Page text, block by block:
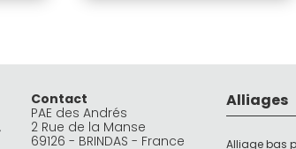
Contact
PAE des Andrés
2 Rue de la Manse
69126 - BRINDAS - France
Alliages
Alliage bas